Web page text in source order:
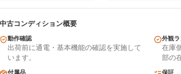
中古コンディション概要
動作確認
出荷前に通電・基本機能の確認を実施して
います。
外観
在庫
部の
付属品 保証